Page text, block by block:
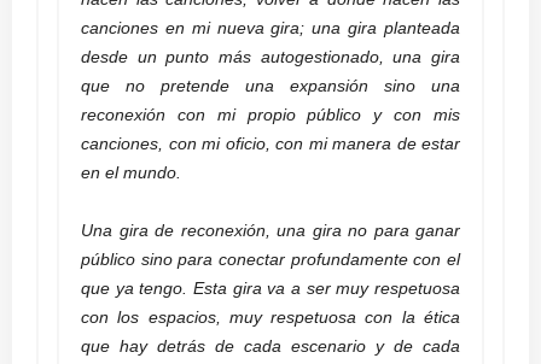
canciones en mi nueva gira; una gira planteada
desde un punto más autogestionado, una gira
que no pretende una expansión sino una
reconexión con mi propio público y con mis
canciones, con mi oficio, con mi manera de estar
en el mundo.
Una gira de reconexión, una gira no para ganar
público sino para conectar profundamente con el
que ya tengo. Esta gira va a ser muy respetuosa
con los espacios, muy respetuosa con la ética
que hay detrás de cada escenario y de cada